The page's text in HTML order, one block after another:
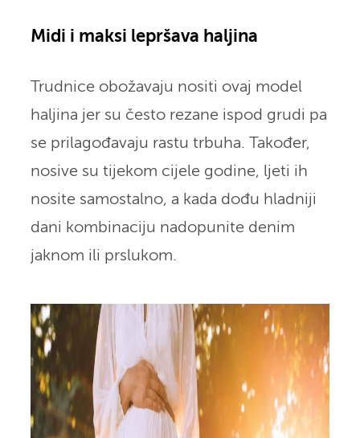
Midi i maksi lepršava haljina
Trudnice obožavaju nositi ovaj model
haljina jer su često rezane ispod grudi pa
se prilagođavaju rastu trbuha. Također,
nosive su tijekom cijele godine, ljeti ih
nosite samostalno, a kada dođu hladniji
dani kombinaciju nadopunite denim
jaknom ili prslukom.